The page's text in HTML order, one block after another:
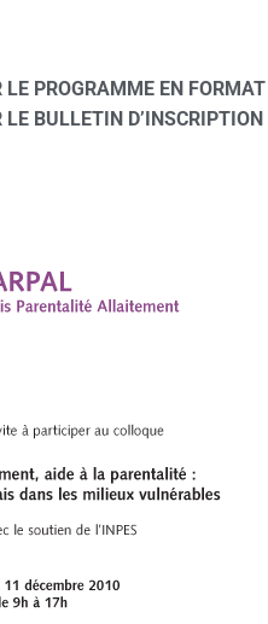
LE PROGRAMME EN
LE BULLETIN